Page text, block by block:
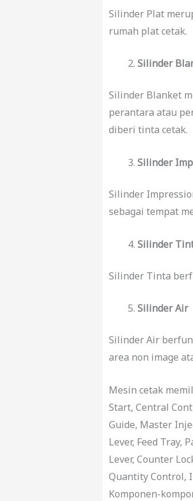
Silinder Plat
rumah plat cetak.
Silinder
Silinder Blanket
perantara atau
diberi tinta cetak.
Silinder
Silinder
sebagai tempat
Silinder
Silinder Tinta
Silinder Air
Silinder Air
area non image
Mesin cetak
Start, Central
Guide, Master
Lever, Feed Tray,
Lever, Counter
Quantity Control,
Komponen-